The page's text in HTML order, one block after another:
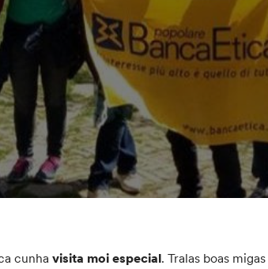
cunhavisita moi especial. Tralas boas